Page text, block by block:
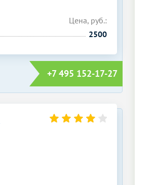
Цена, руб.:
2500
+7 495 152-17-27